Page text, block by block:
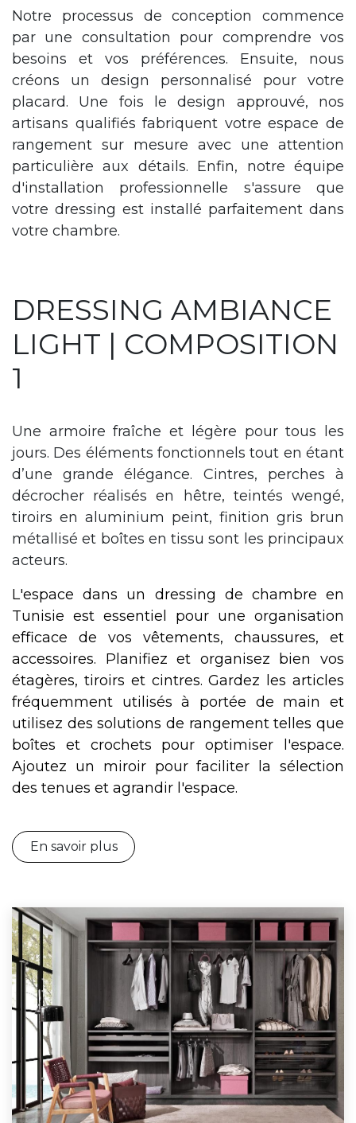
Notre processus de conception commence
par une consultation pour comprendre vos
besoins et vos préférences. Ensuite, nous
créons un design personnalisé pour votre
placard. Une fois le design approuvé, nos
artisans qualifiés fabriquent votre espace de
rangement sur mesure avec une attention
particulière aux détails. Enfin, notre équipe
d'installation professionnelle s'assure que
votre dressing est installé parfaitement dans
votre chambre.
DRESSING AMBIANCE
LIGHT | COMPOSITION
1
Une armoire fraîche et légère pour tous les
jours. Des éléments fonctionnels tout en étant
d’une grande élégance. Cintres, perches à
décrocher réalisés en hêtre, teintés wengé,
tiroirs en aluminium peint, finition gris brun
métallisé et boîtes en tissu sont les principaux
acteurs.
L'espace dans un dressing de chambre en
Tunisie est essentiel pour une organisation
efficace de vos vêtements, chaussures, et
accessoires. Planifiez et organisez bien vos
étagères, tiroirs et cintres. Gardez les articles
fréquemment utilisés à portée de main et
utilisez des solutions de rangement telles que
boîtes et crochets pour optimiser l'espace.
Ajoutez un miroir pour faciliter la sélection
des tenues et agrandir l'espace.
En savoir plus